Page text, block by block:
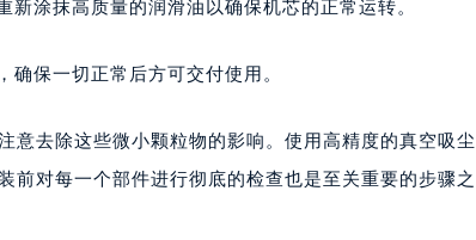
涂抹高质量的润滑油以确保机芯的正常运转。
保一切正常后方可交付使用。
意去除这些微小颗粒物的影响。使用高精度的真空吸尘
前对每一个部件进行彻底的检查也是至关重要的步骤之